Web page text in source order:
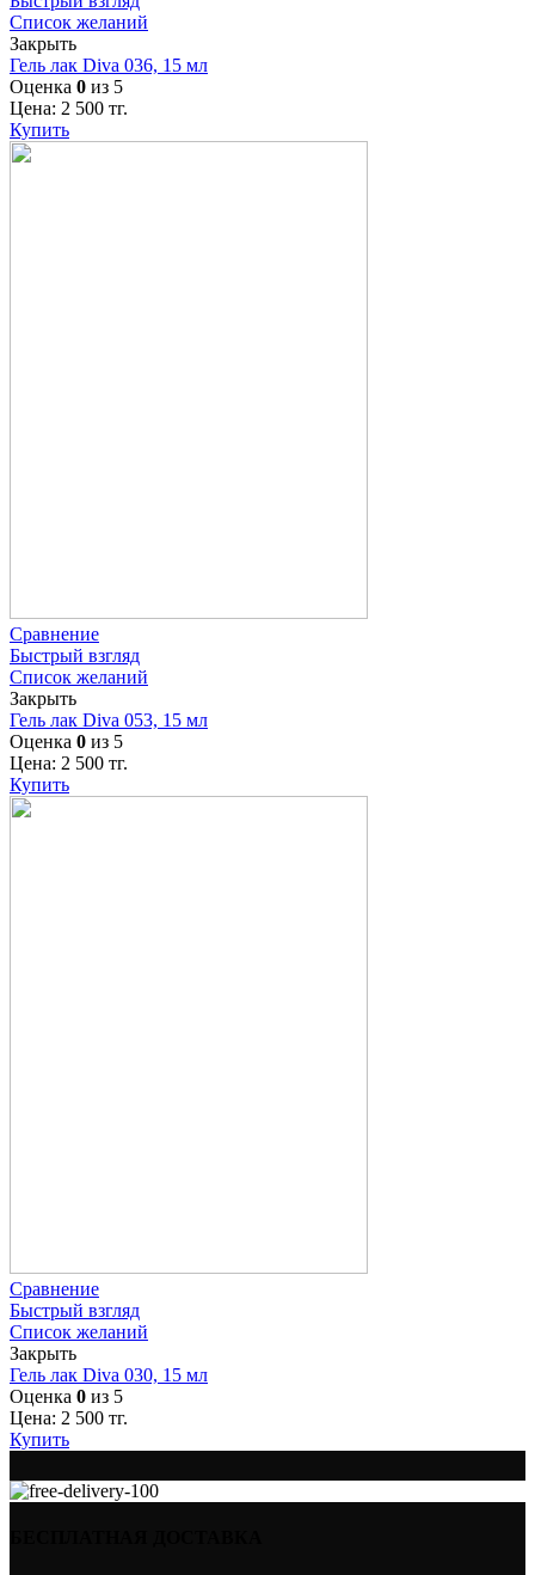
Список желаний
Закрыть
Гель лак Diva 036, 15 мл
Оценка 0 из 5
Цена: 2 500 тг.
Купить
Сравнение
Быстрый взгляд
Список желаний
Закрыть
Гель лак Diva 053, 15 мл
Оценка 0 из 5
Цена: 2 500 тг.
Купить
Сравнение
Быстрый взгляд
Список желаний
Закрыть
Гель лак Diva 030, 15 мл
Оценка 0 из 5
Цена: 2 500 тг.
Купить